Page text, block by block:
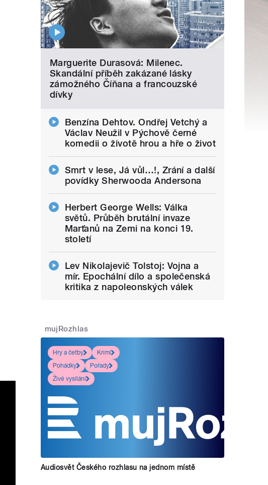
Marguerite Durasová: Milenec.
Skandální příběh zakázané lásky
zámožného Číňana a francouzské
dívky
Benzína Dehtov. Ondřej Vetchý a
Václav Neužil v Pýchově černé
komedii o životě hrou a hře o život
Smrt v lese, Já vůl…!, Zrání a další
povídky Sherwooda Andersona
Herbert George Wells: Válka
světů. Průběh brutální invaze
Marťanů na Zemi na konci 19.
století
Lev Nikolajevič Tolstoj: Vojna a
mír. Epochální dílo a společenská
kritika z napoleonských válek
mujRozhlas
Hry a četby
Krimi
Pohádky
Pořady
Živé vysílání
Audiosvět Českého rozhlasu na jednom místě